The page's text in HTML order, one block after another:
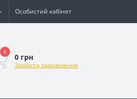
Особистий кабінет
0
0 грн
Зробити замовлення